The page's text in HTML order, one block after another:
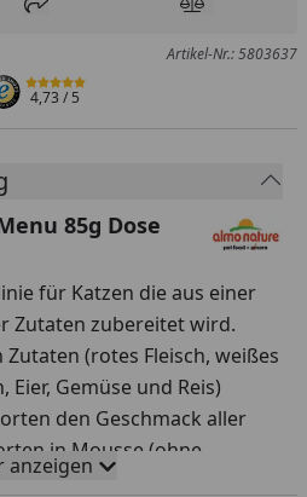
hinzufügen
Teilen Produkt
Artikel-Nr.: 5803637
4,73/ 5
85g Dose
für Katzen die aus einer
Zutaten zubereitet wird.
(rotes Fleisch, weißes
Eier, Gemüse und Reis)
den Geschmack aller
in Mousse (ohne
Paté (ohne hinzugefügtes
anzeigen